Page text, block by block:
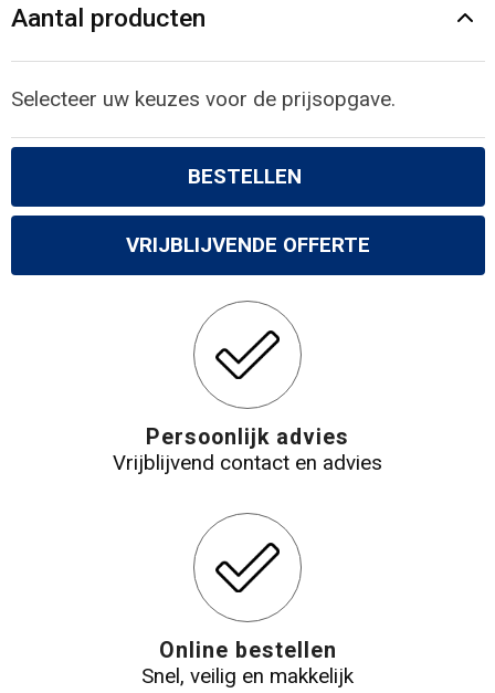
Aantal producten
Selecteer uw keuzes voor de prijsopgave.
BESTELLEN
VRIJBLIJVENDE OFFERTE
Persoonlijk advies
Vrijblijvend contact en advies
Online bestellen
Snel, veilig en makkelijk